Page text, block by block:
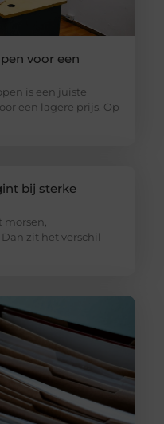
voor een
is een juiste
een lagere prijs. Op
bij sterke
morsen,
zit het verschil